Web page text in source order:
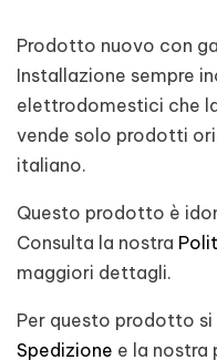
Prodotto nuovo con
Installazione sempre
elettrodomestici che
vende solo prodotti
italiano.
Questo prodotto è
Consulta la nostra
maggiori dettagli.
Per questo prodotto
Spedizione e la nostra